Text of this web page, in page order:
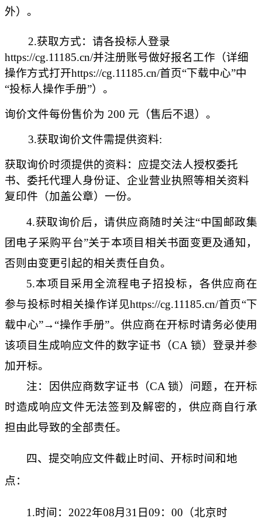
外）。
2.获取方式：请各投标人登录
https://cg.11185.cn/并注册账号做好报名工作（详细
操作方式打开https://cg.11185.cn/首页“下载中心”中
“投标人操作手册”）。
询价文件每份售价为 200 元（售后不退） 。
3.获取询价文件需提供资料:
获取询价时须提供的资料：应提交法人授权委托
书、委托代理人身份证、企业营业执照等相关资料
复印件（加盖公章）一份。
4.获取询价后，请供应商随时关注“中国邮政集
团电子采购平台”关于本项目相关书面变更及通知，
否则由变更引起的相关责任自负。
5.本项目采用全流程电子招投标，各供应商在
参与投标时相关操作详见https://cg.11185.cn/首页“下
载中心”→“操作手册”。供应商在开标时请务必使用
该项目生成响应文件的数字证书（CA 锁）登录并参
加开标。
注：因供应商数字证书（CA 锁）问题，在开标
时造成响应文件无法签到及解密的，供应商自行承
担由此导致的全部责任。
四、提交响应文件截止时间、开标时间和地
点：
1.时间： 2022年08月 31 日09：00 （北京时